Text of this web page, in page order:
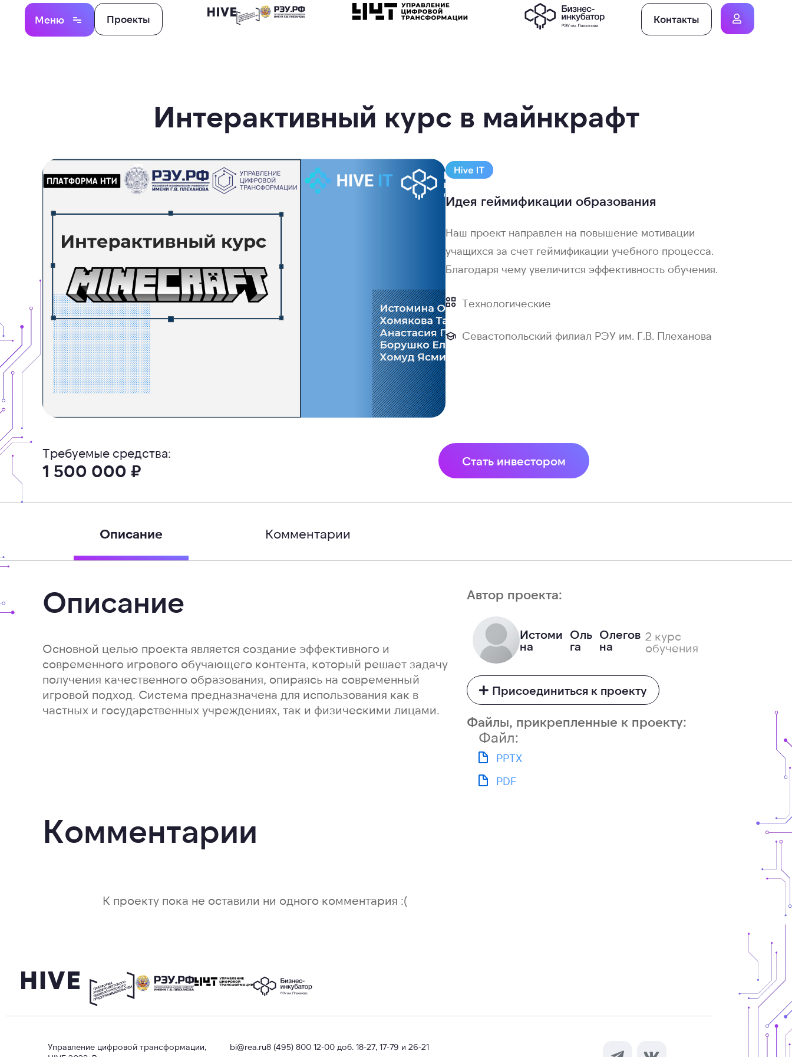
Меню Проекты Контакты
Интерактивный курс в майнкрафт
Идея геймификации образования
Наш проект направлен на повышение мотивации
учащихся за счет геймификации учебного процесса.
Благодаря чему увеличится эффективность обучения.
Технологические
Севастопольский филиал РЭУ им. Г.В. Плеханова
Требуемые средства:
1 500 000 ₽ Стать инвестором
Описание Комментарии
Описание
Основной целью проекта является создание эффективного и
современного игрового обучающего контента, который решает задачу
получения качественного образования, опираясь на современный
игровой подход. Система предназначена для использования как в
частных и государственных учреждениях, так и физическими лицами.
Автор проекта:
Истоми
на
Оль
га
Олегов
на
2 курс
обучения
Присоединиться к проекту
Файлы, прикрепленные к проекту:
Файл:
PPTX
PDF
Комментарии
К проекту пока не оставили ни одного комментария :(
Управление цифровой трансформации,
bi@rea.ru8 (495) 800 12-00 доб. 18-27, 17-79 и 26-21